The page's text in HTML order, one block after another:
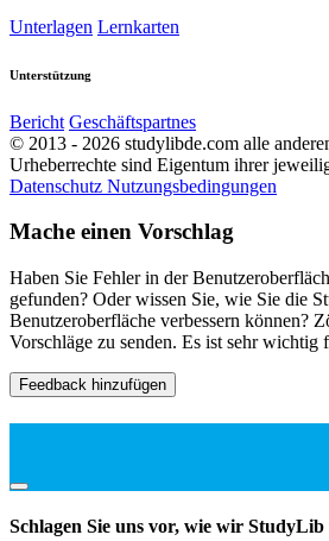
Unterlagen Lernkarten
Unterstützung
Bericht Geschäftspartnes
© 2013 - 2026 studylibde.com alle
Urheberrechte sind Eigentum ihrer
Datenschutz Nutzungsbedingungen
Mache einen Vorschlag
Haben Sie Fehler in der
gefunden? Oder wissen Sie, wie Sie die
Benutzeroberfläche verbessern können?
Vorschläge zu senden. Es ist sehr wichtig
Feedback hinzufügen
Schlagen Sie uns vor, wie wir StudyLib